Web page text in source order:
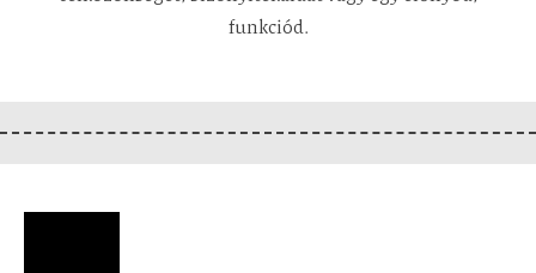
funkciód.